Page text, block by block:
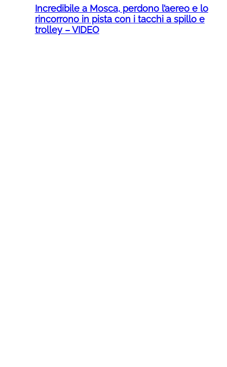
Incredibile a Mosca, perdono l’aereo e lo
rincorrono in pista con i tacchi a spillo e
trolley – VIDEO